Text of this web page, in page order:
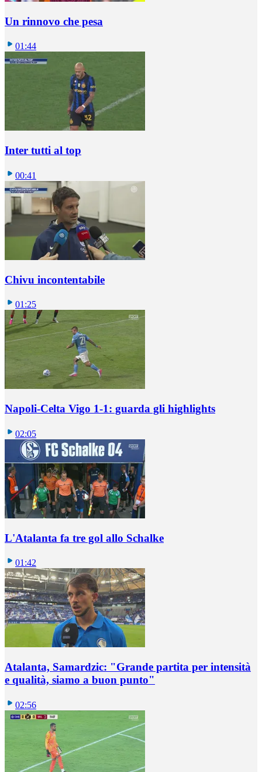
Un rinnovo che pesa
01:44
Inter tutti al top
00:41
Chivu incontentabile
01:25
Napoli-Celta Vigo 1-1: guarda gli highlights
02:05
L'Atalanta fa tre gol allo Schalke
01:42
Atalanta, Samardzic: "Grande partita per intensità
e qualità, siamo a buon punto"
02:56